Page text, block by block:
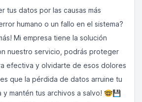
tus datos por las causas más
humano o un fallo en el sistema?
Mi empresa tiene la solución
nuestro servicio, podrás proteger
efectiva y olvidarte de esos dolores
que la pérdida de datos arruine tu
y mantén tus archivos a salvo! 🤓💾